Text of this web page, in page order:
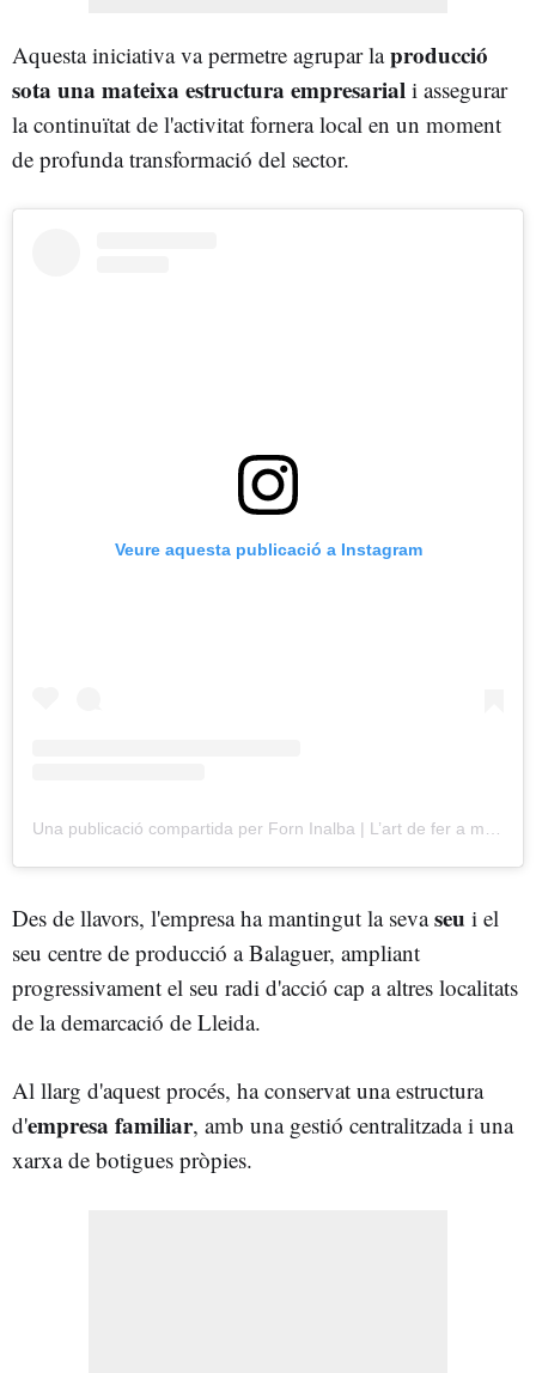
Aquesta iniciativa va permetre agrupar laproducció
sota una mateixa estructura empresarial i assegurar
la continuïtat de l'activitat fornera local en un moment
de profunda transformació del sector.
Veure aquesta publicació a Instagram
Una publicació compartida per Forn Inalba | L’art de fer a mà (@forn_inalba)
Des de llavors, l'empresa ha mantingut la sevaseu i el
seu centre de producció a Balaguer, ampliant
progressivament el seu radi d'acció cap a altres localitats
de la demarcació de Lleida.
Al llarg d'aquest procés, ha conservat una estructura
d'empresa familiar, amb una gestió centralitzada i una
xarxa de botigues pròpies.